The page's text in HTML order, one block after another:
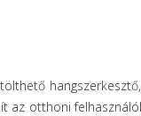
az otthoni